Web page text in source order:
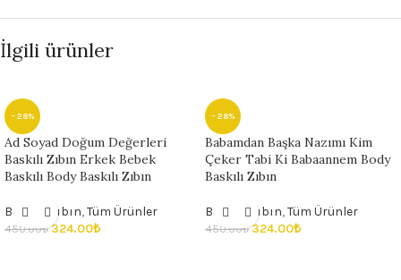
İlgili ürünler
- 28%
Ad Soyad Doğum Değerleri
Baskılı Zıbın Erkek Bebek
Baskılı Body Baskılı Zıbın
Baskılı Zıbın,Tüm Ürünler
450.00₺ 324.00₺
- 28%
Babamdan Başka Nazımı Kim
Çeker Tabi Ki Babaannem Body
Baskılı Zıbın
Baskılı Zıbın,Tüm Ürünler
450.00₺ 324.00₺